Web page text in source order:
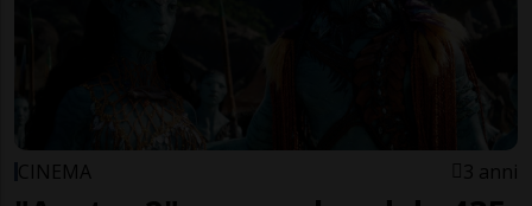
CINEMA 3 anni